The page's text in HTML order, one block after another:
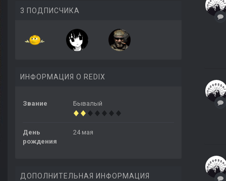
3 ПОДПИСЧИКА
ИНФОРМАЦИЯ О REDIX
Звание Бывалый
День
рождения
24 мая
ДОПОЛНИТЕЛЬНАЯ ИНФОРМАЦИЯ